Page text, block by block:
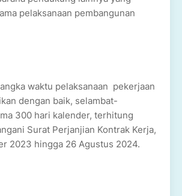
pelaksanaan pembangunan
waktu pelaksanaan pekerjaan
dengan baik, selambat-
300 hari kalender, terhitung
Surat Perjanjian Kontrak Kerja,
2023 hingga 26 Agustus 2024.